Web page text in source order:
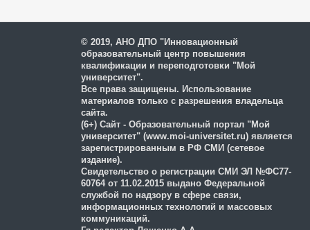
© 2019, АНО ДПО "Инновационный
образовательный центр повышения
квалификации и переподготовки "Мой
университет".
Все права защищены. Использование
материалов только с разрешения владельца
сайта.
(6+) Сайт - Образовательный портал "Мой
университет" (www.moi-universitet.ru) является
зарегистрированным в РФ СМИ (сетевое
издание).
Свидетельство о регистрации СМИ ЭЛ №ФС77-
60764 от 11.02.2015 выдано Федеральной
службой по надзору в сфере связи,
информационных технологий и массовых
коммуникаций.